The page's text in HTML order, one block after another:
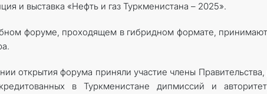
и выставка «Нефть и газ Туркменистана – 2025».
форуме, проходящем в гибридном формате, принимают
открытия форума приняли участие члены
в Туркменистане дипмиссий и